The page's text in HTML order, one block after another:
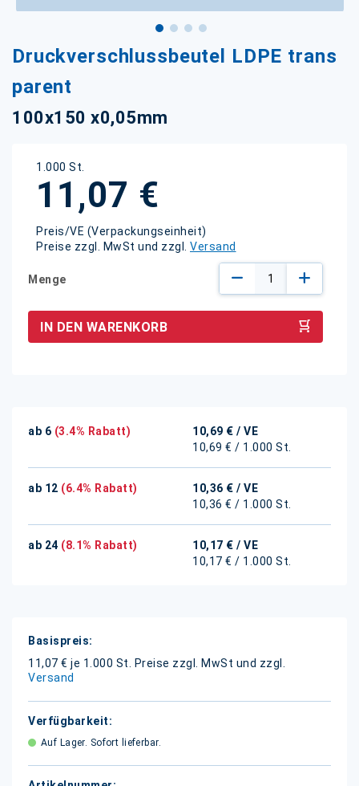
Druckverschlussbeutel LDPE trans
parent
100x150 x0,05mm
1.000 St.
11,07 €
Preis/VE (Verpackungseinheit)
Preise zzgl. MwSt und zzgl. Versand
Menge
IN DEN WARENKORB
ab 6 (3.4% Rabatt) 10,69 € / VE
10,69 € / 1.000 St.
ab 12 (6.4% Rabatt) 10,36 € / VE
10,36 € / 1.000 St.
ab 24 (8.1% Rabatt) 10,17 € / VE
10,17 € / 1.000 St.
Weitere
Informationen
11,07 € je 1.000 St.
Preise zzgl. MwSt und zzgl.
Versand
Auf Lager. Sofort lieferbar.
Anfang
Bildgalerie
springen